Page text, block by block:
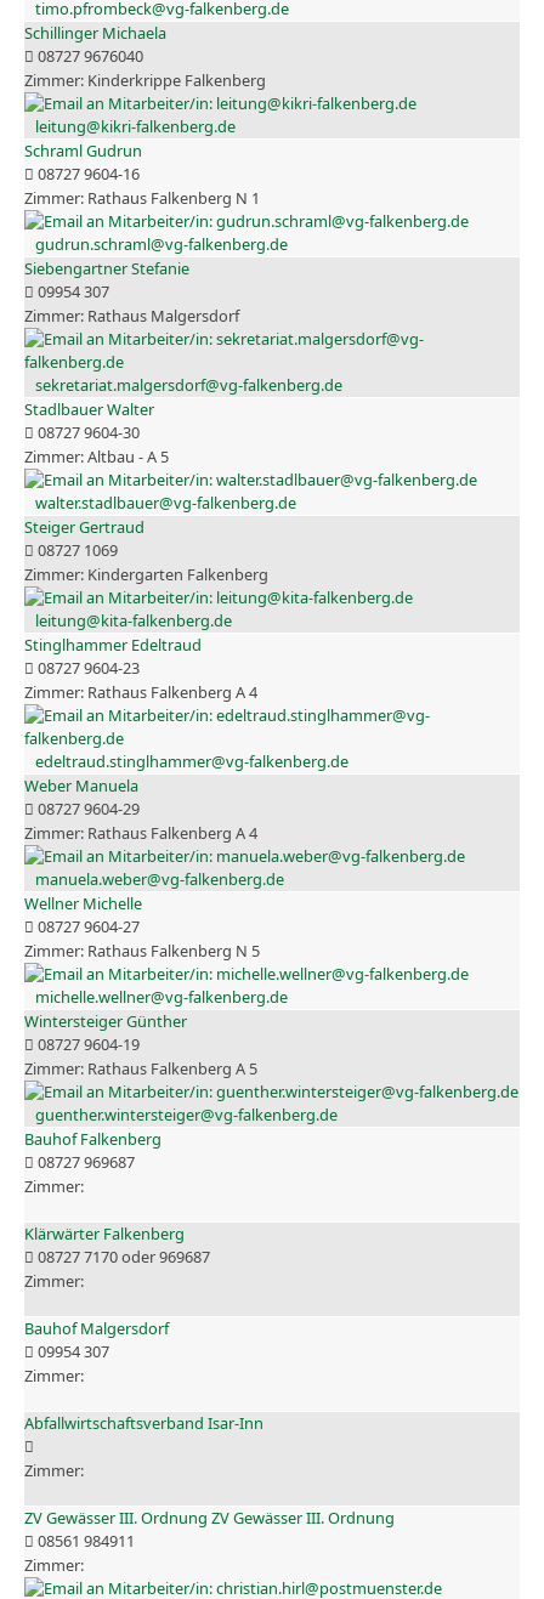
timo.pfrombeck@vg-falkenberg.de
Schillinger Michaela
08727 9676040
Kinderkrippe Falkenberg
leitung@kikri-falkenberg.de
Schraml Gudrun
08727 9604-16
Rathaus Falkenberg N 1
gudrun.schraml@vg-falkenberg.de
Siebengartner Stefanie
09954 307
Rathaus Malgersdorf
sekretariat.malgersdorf@vg-falkenberg.de
Stadlbauer Walter
08727 9604-30
Altbau - A 5
walter.stadlbauer@vg-falkenberg.de
Steiger Gertraud
08727 1069
Kindergarten Falkenberg
leitung@kita-falkenberg.de
Stinglhammer Edeltraud
08727 9604-23
Rathaus Falkenberg A 4
edeltraud.stinglhammer@vg-falkenberg.de
Weber Manuela
08727 9604-29
Rathaus Falkenberg A 4
manuela.weber@vg-falkenberg.de
Wellner Michelle
08727 9604-27
Rathaus Falkenberg N 5
michelle.wellner@vg-falkenberg.de
Wintersteiger Günther
08727 9604-19
Rathaus Falkenberg A 5
guenther.wintersteiger@vg-falkenberg.de
Bauhof Falkenberg
08727 969687
Klärwärter Falkenberg
08727 7170 oder 969687
Bauhof Malgersdorf
09954 307
Abfallwirtschaftsverband Isar-Inn
ZV Gewässer III. Ordnung ZV Gewässer III. Ordnung
08561 984911